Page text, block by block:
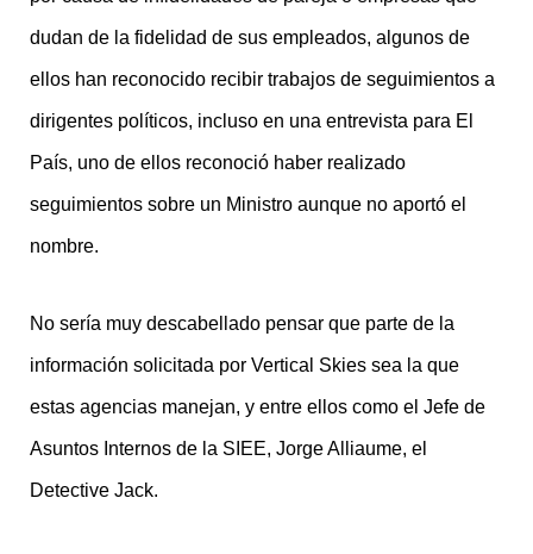
dudan de la fidelidad de sus empleados, algunos de
ellos han reconocido recibir trabajos de seguimientos a
dirigentes políticos, incluso en una entrevista para El
País, uno de ellos reconoció haber realizado
seguimientos sobre un Ministro aunque no aportó el
nombre.
No sería muy descabellado pensar que parte de la
información solicitada por Vertical Skies sea la que
estas agencias manejan, y entre ellos como el Jefe de
Asuntos Internos de la SIEE, Jorge Alliaume, el
Detective Jack.